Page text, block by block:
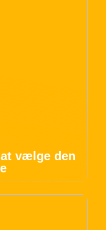
vælge den